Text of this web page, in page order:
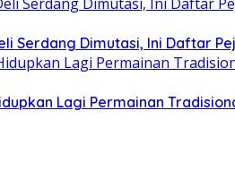
Serdang Dimutasi, Ini Daftar
Lagi Permainan